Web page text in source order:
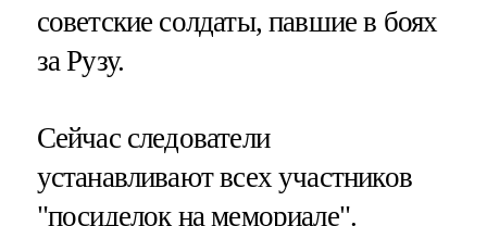
советские солдаты, павшие в боях
за Рузу.
Сейчас следователи
устанавливают всех участников
"посиделок на мемориале".